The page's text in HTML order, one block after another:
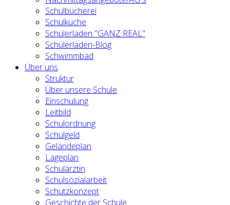
Schulbücherei
Schulküche
Schülerladen "GANZ REAL"
Schülerladen-Blog
Schwimmbad
Über uns
Struktur
Über unsere Schule
Einschulung
Leitbild
Schulordnung
Schulgeld
Geländeplan
Lageplan
Schulärztin
Schulsozialarbeit
Schutzkonzept
Geschichte der Schule